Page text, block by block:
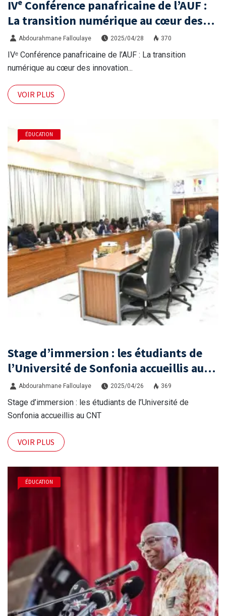
IVᵉ Conférence panafricaine de l’AUF :
La transition numérique au cœur des
innovations pédagogiques
Abdourahmane Falloulaye 2025/04/28 370
IVᵉ Conférence panafricaine de l’AUF : La transition
numérique au cœur des innovation...
VOIR PLUS
ÉDUCATION
Stage d’immersion : les étudiants de
l’Université de Sonfonia accueillis au
CNTAbdourahmane Falloulaye 2025/04/26 369
Stage d’immersion : les étudiants de l’Université de
Sonfonia accueillis au CNT
VOIR PLUS
ÉDUCATION